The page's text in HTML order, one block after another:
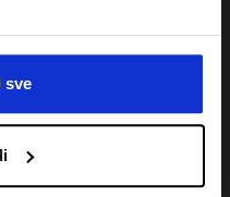
sve